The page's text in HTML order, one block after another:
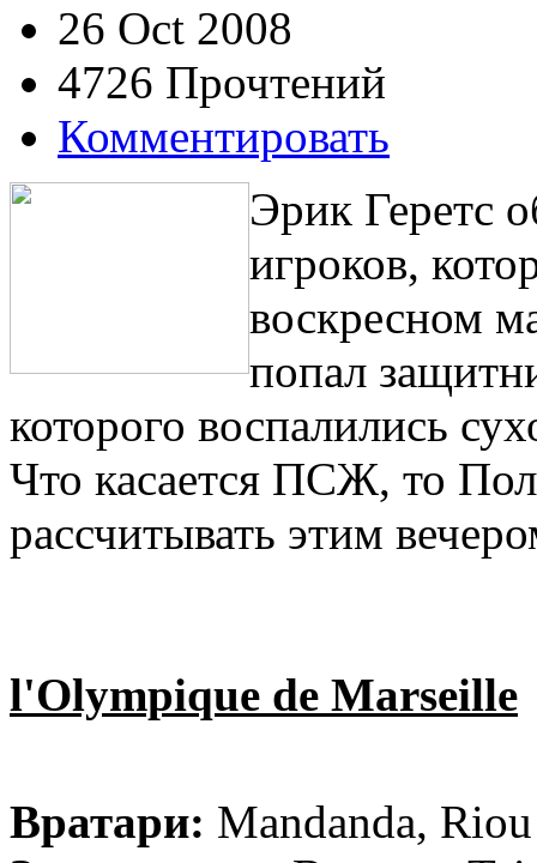
26 Oct 2008
4726 Прочтений
Комментировать
Эрик Геретс
игроков,
воскресном
попал
которого воспалились
Что касается ПСЖ, то
рассчитывать этим
l'Olympique de Marseille
Вратари: Mandanda, Riou